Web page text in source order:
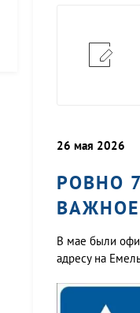
26 мая 2026
РОВНО
В мае были
адресу на